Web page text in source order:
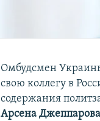
Омбудсмен
свою коллегу в
содержания
Арсена Джеппарова